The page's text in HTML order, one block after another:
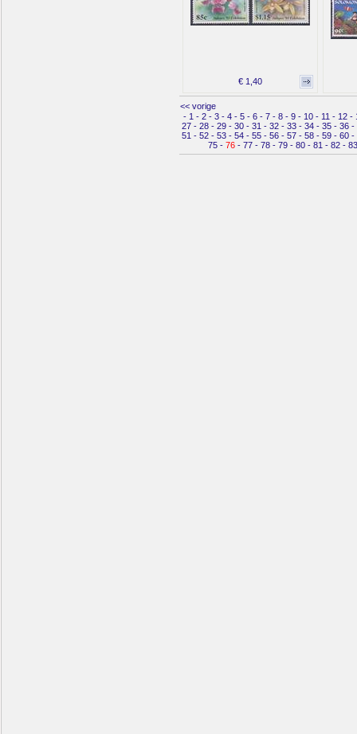
€ 1,40
<< vorige
- 1 - 2- 3- 4- 5- 6- 7- 8- 9- 10- 11 - 12-
27- 28- 29- 30- 31 - 32- 33- 34- 35- 36-
51 - 52- 53- 54- 55- 56- 57- 58- 59- 60-
75- 76- 77- 78- 79- 80- 81 - 82- 83